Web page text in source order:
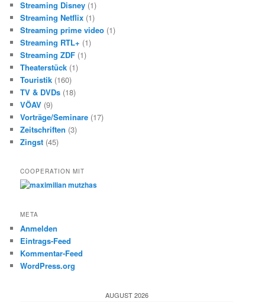
Streaming Disney (1)
Streaming Netflix (1)
Streaming prime video (1)
Streaming RTL+ (1)
Streaming ZDF (1)
Theaterstück (1)
Touristik (160)
TV & DVDs (18)
VÖAV (9)
Vorträge/Seminare (17)
Zeitschriften (3)
Zingst (45)
COOPERATION MIT
META
Anmelden
Eintrags-Feed
Kommentar-Feed
WordPress.org
AUGUST 2026